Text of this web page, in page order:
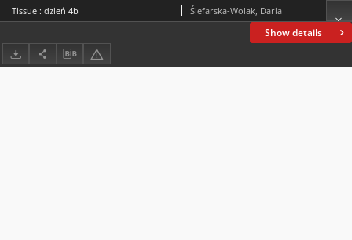
Show details
Tissue : dzień 4b Ślefarska-Wolak, Daria